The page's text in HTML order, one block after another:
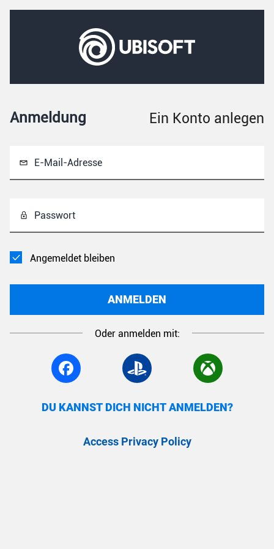
Anmeldung Ein Konto anlegen
E-Mail-Adresse
Passwort
Angemeldet bleiben
ANMELDEN
Oder anmelden mit:
DU KANNST DICH NICHT ANMELDEN?
Access Privacy Policy